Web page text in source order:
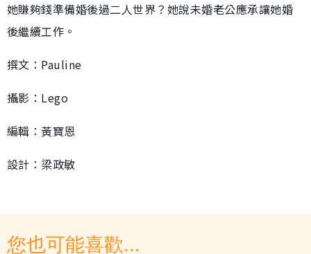
她賺夠錢準備婚後過二人世界？她說未婚老公應承讓她婚
後繼續工作。
撰文：Pauline
攝影：Lego
編輯：黃寶恩
設計：梁政敏
您也可能喜歡...